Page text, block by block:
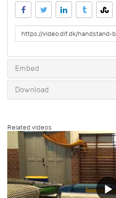
URL
to
Embed
Download
Related videos